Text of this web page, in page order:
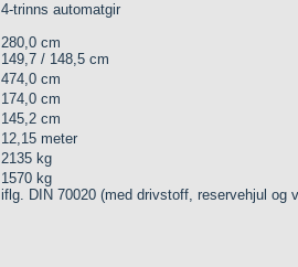
4-trinns automatgir
280,0 cm
149,7 / 148,5 cm
474,0 cm
174,0 cm
145,2 cm
12,15 meter
2135 kg
1570 kg
iflg. DIN 70020 (med drivstoff, reservehjul og